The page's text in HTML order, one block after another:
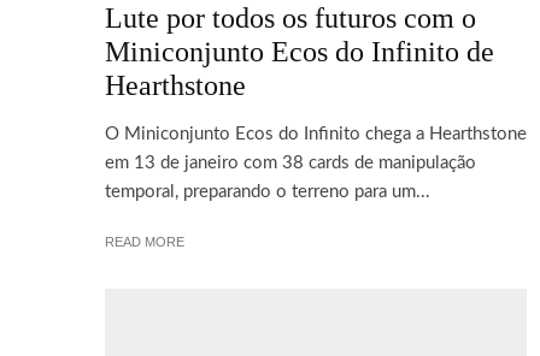
Lute por todos os futuros com o
Miniconjunto Ecos do Infinito de
Hearthstone
O Miniconjunto Ecos do Infinito chega a Hearthstone
em 13 de janeiro com 38 cards de manipulação
temporal, preparando o terreno para um...
READ MORE